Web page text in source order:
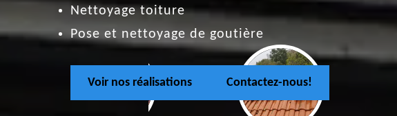
Nettoyage toiture
Pose et nettoyage de goutière
Voir nos réalisations Contactez-nous!